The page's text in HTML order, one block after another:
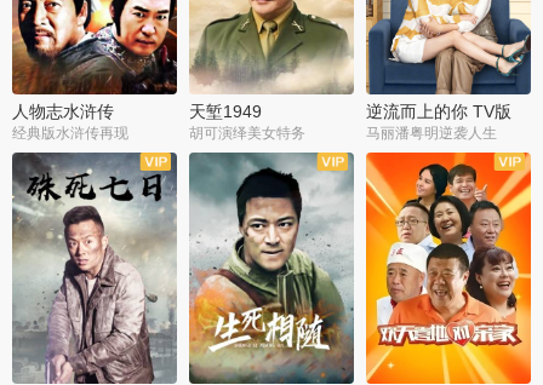
人物志水浒传
经典版水浒传再现
天堑1949
胡可演绎美女特务
逆流而上的你 TV版
马丽潘粤明逆袭人生
全34集
全21集 全35集